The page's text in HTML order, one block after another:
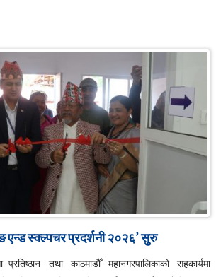
एन्ड स्क्ल्पचर प्रदर्शनी २०२६’ सुरु
तथा काठमाडौँ महानगरपालिकाको सहकार्यमा